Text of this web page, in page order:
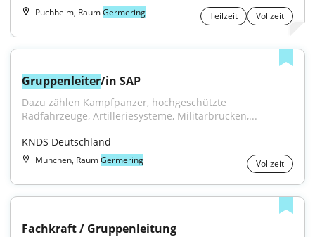
Puchheim, RaumGermering Teilzeit Vollzeit
Gruppenleiter/in SAP
Dazu zählen Kampfpanzer, hochgeschützte
Radfahrzeuge, Artilleriesysteme, Militärbrücken,...
KNDS Deutschland
München, RaumGermering Vollzeit
Fachkraft / Gruppenleitung